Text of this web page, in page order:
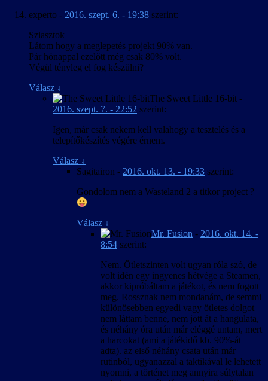
experto - 2016. szept. 6. - 19:38 szerint:
Sziasztok
Látom hogy a meglepetés projekt 90% van.
Pár hónappal ezelőtt még csak 80% volt.
Végül tényleg el fog készülni?
Válasz ↓
The Sweet Little 16-bit -
2016. szept. 7. - 22:52 szerint:
Igen, már csak nekem kell valahogy a tesztelés és a
telepítőkészítés végére érnem.
Válasz ↓
Sagitairon - 2016. okt. 13. - 19:33 szerint:
Gondolom nem a Wasteland 2 a titkor project ?
Válasz ↓
Mr. Fusion - 2016. okt. 14. -
8:54 szerint:
Nem. Ötletszinten volt ugyan róla szó, de
volt idén egy ingyenes hétvége a Steamen,
akkor kipróbáltam a játékot, és nem fogott
meg. Rossznak nem mondanám, de semmi
különösebben egyedi vagy ötletes dolgot
nem láttam benne, nem jött át a hangulata,
és néhány óra után már eléggé untam, mert
a harcokat (ami a játékidő kb. 90%-át
adta). az első néhány csata után már
rutinból, ugyanazzal a taktikával le lehetett
nyomni, a történet meg annyira súlytalan